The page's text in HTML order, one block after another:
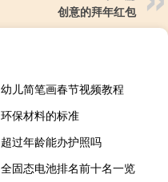
创意的拜年红包
幼儿简笔画春节视频教程
环保材料的标准
超过年龄能办护照吗
全固态电池排名前十名一览